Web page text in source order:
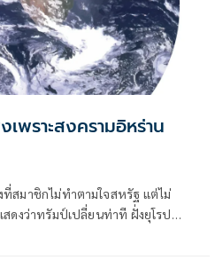
พราะสงครามอิหร่าน
สมาชิกไม่ทำตามใจสหรัฐ แต่ไม่
สดงว่าทรัมป์เปลี่ยนท่าที ฝั่งยุโรป